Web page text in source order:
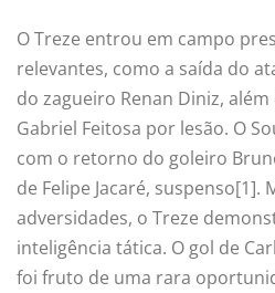
O Treze entrou em campo
relevantes, como a saída do
do zagueiro Renan Diniz,
Gabriel Feitosa por lesão. O
com o retorno do goleiro
de Felipe Jacaré, suspenso[1].
adversidades, o Treze
inteligência tática. O gol de
foi fruto de uma rara